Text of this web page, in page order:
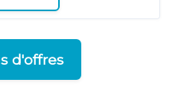
d'offres